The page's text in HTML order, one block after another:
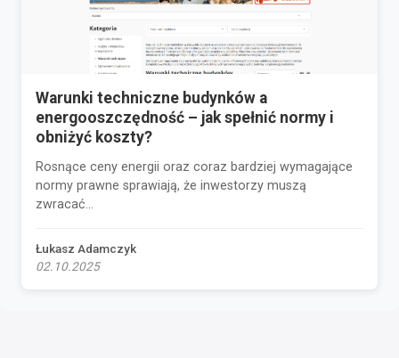
Warunki techniczne budynków a
energooszczędność – jak spełnić normy i
obniżyć koszty?
Rosnące ceny energii oraz coraz bardziej wymagające
normy prawne sprawiają, że inwestorzy muszą
zwracać...
Łukasz Adamczyk
02.10.2025